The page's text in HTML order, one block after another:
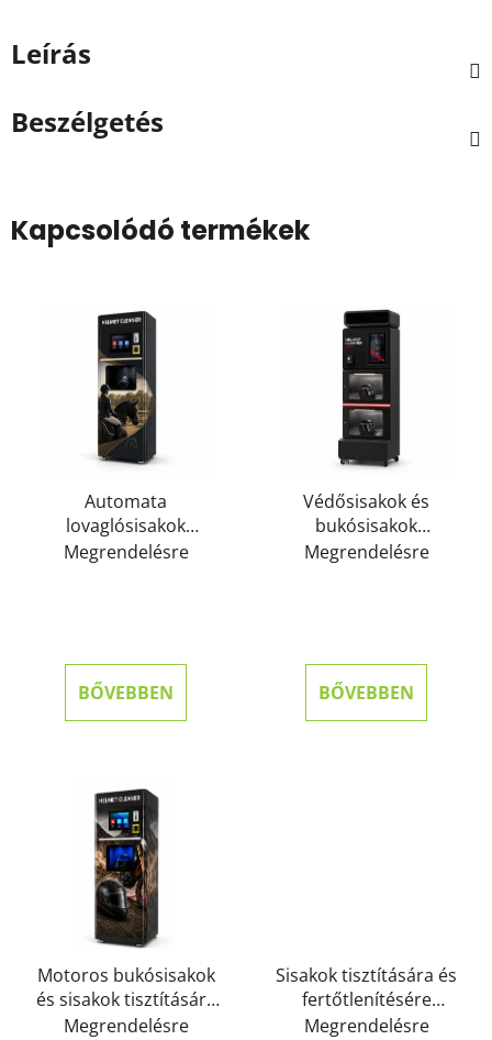
Leírás
Beszélgetés
Kapcsolódó termékek
Automata
lovaglósisakok
tisztítására és
Megrendelésre
BŐVEBBEN
Védősisakok és
bukósisakok
tisztítására és
Megrendelésre
BŐVEBBEN
Motoros bukósisakok
és sisakok tisztítására
és fertőtlenítésére
Megrendelésre
Sisakok tisztítására és
fertőtlenítésére
szolgáló automata 1
Megrendelésre